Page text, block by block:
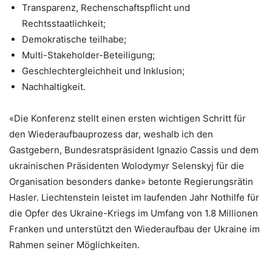
Transparenz, Rechenschaftspflicht und
Rechtsstaatlichkeit;
Demokratische teilhabe;
Multi-Stakeholder-Beteiligung;
Geschlechtergleichheit und Inklusion;
Nachhaltigkeit.
«Die Konferenz stellt einen ersten wichtigen Schritt für
den Wiederaufbauprozess dar, weshalb ich den
Gastgebern, Bundesratspräsident Ignazio Cassis und dem
ukrainischen Präsidenten Wolodymyr Selenskyj für die
Organisation besonders danke» betonte Regierungsrätin
Hasler. Liechtenstein leistet im laufenden Jahr Nothilfe für
die Opfer des Ukraine-Kriegs im Umfang von 1.8 Millionen
Franken und unterstützt den Wiederaufbau der Ukraine im
Rahmen seiner Möglichkeiten.